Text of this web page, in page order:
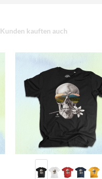
Kunden kauften auch